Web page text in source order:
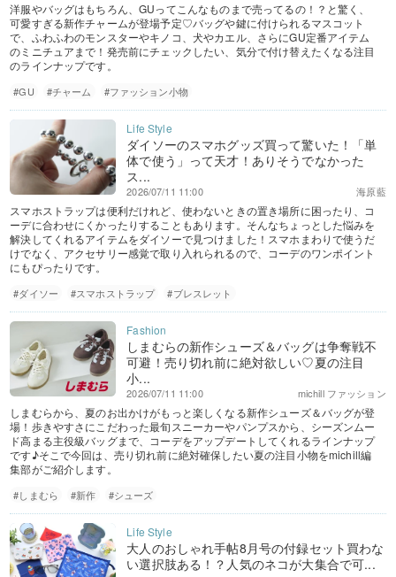
洋服やバッグはもちろん、GUってこんなものまで売ってるの！？と驚く、
可愛すぎる新作チャームが登場予定♡バッグや鍵に付けられるマスコット
で、ふわふわのモンスターやキノコ、犬やカエル、さらにGU定番アイテム
のミニチュアまで！発売前にチェックしたい、気分で付け替えたくなる注目
のラインナップです。
#GU #チャーム #ファッション小物
ダイソーのスマホグッズ買って驚いた！「単
体で使う」って天才！ありそうでなかった
ス...
海原藍
2026/07/11 11:00
スマホストラップは便利だけれど、使わないときの置き場所に困ったり、コ
ーデに合わせにくかったりすることもあります。そんなちょっとした悩みを
解決してくれるアイテムをダイソーで見つけました！スマホまわりで使うだ
けでなく、アクセサリー感覚で取り入れられるので、コーデのワンポイント
にもぴったりです。
#ダイソー #スマホストラップ #ブレスレット
しまむらの新作シューズ＆バッグは争奪戦不
可避！売り切れ前に絶対欲しい♡夏の注目
小...
michill ファッション
2026/07/11 11:00
しまむらから、夏のお出かけがもっと楽しくなる新作シューズ＆バッグが登
場！歩きやすさにこだわった最旬スニーカーやパンプスから、シーズンムー
ド高まる主役級バッグまで、コーデをアップデートしてくれるラインナップ
です♪そこで今回は、売り切れ前に絶対確保したい夏の注目小物をmichill編
集部がご紹介します。
#しまむら #新作 #シューズ
大人のおしゃれ手帖8月号の付録セット買わな
い選択肢ある！？人気のネコが大集合で可...